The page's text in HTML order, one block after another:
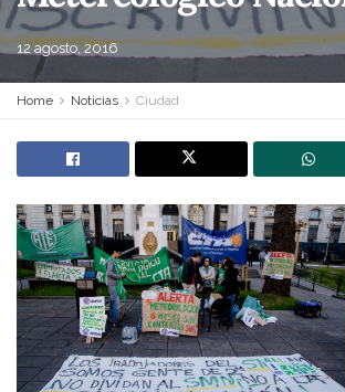
12 agosto, 2016
Home Noticias Ciudad